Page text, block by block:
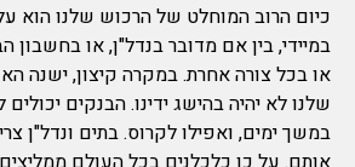
כיום הרוב המוחלט של הרכוש שלנו הוא על
במיידי, בין אם מדובר בנדל"ן, או
או בכל צורה אחרת. במקרה קיצון, ישנה
שלנו לא יהיה בהישג ידינו. הבנקים
במשך ימים, ואפילו לקרוס. בתים ונדל"ן